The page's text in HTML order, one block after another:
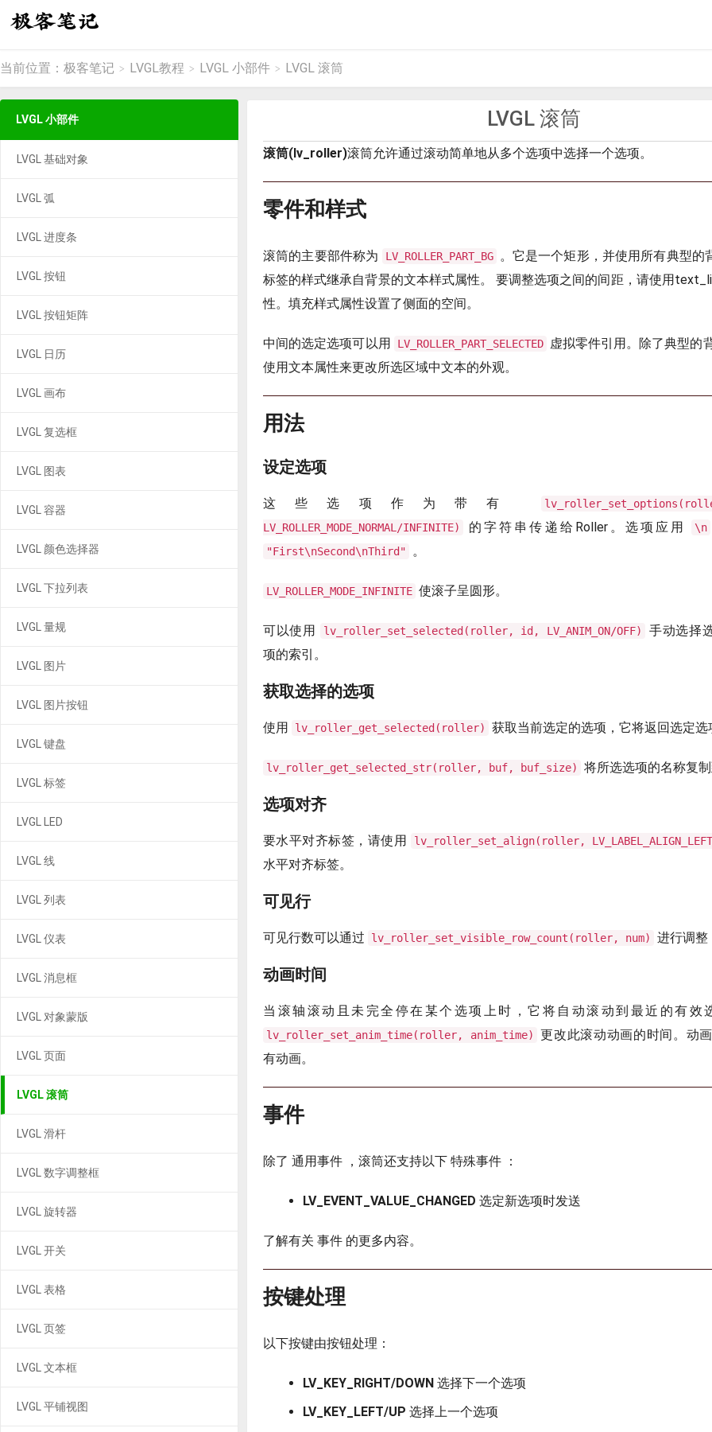
当前位置： 极客笔记 > LVGL教程 > LVGL 小部件 > LVGL 滚筒
LVGL 滚筒
滚筒(lv_roller)滚筒允许通过滚动简单地从多个选项中选择一个选项。
零件和样式
滚筒的主要部件称为 LV_ROLLER_PART_BG 。它是一个矩形，并使用所有典型的
标签的样式继承自背景的文本样式属性。 要调整选项之间的间距，请使用
性。填充样式属性设置了侧面的空间。
中间的选定选项可以用 LV_ROLLER_PART_SELECTED 虚拟零件引用。除了典型的
使用文本属性来更改所选区域中文本的外观。
用法
设定选项
这些选项作为带有
LV_ROLLER_MODE_NORMAL/INFINITE)
的字符串传递给Roller。选项应用 \n
"First\nSecond\nThird" 。
LV_ROLLER_MODE_INFINITE 使滚子呈圆形。
可以使用 lv_roller_set_selected(roller, id, LV_ANIM_ON/OFF)
手动选择
项的索引。
获取选择的选项
使用 lv_roller_get_selected(roller) 获取当前选定的选项，它将返回选定选
lv_roller_get_selected_str(roller, buf, buf_size) 将所选选项的名称复
选项对齐
要水平对齐标签，请使用 lv_roller_set_align(roller, LV_LABEL_ALIGN_LEFT/
水平对齐标签。
可见行
可见行数可以通过 lv_roller_set_visible_row_count(roller, num) 进行调整
动画时间
当滚轴滚动且未完全停在某个选项上时，它将自动滚动到最近的有效
lv_roller_set_anim_time(roller, anim_time)
更改此滚动动画的时间。动
有动画。
事件
除了 通用事件 ，滚筒还支持以下 特殊事件 ：
LV_EVENT_VALUE_CHANGED 选定新选项时发送
了解有关 事件 的更多内容。
按键处理
以下按键由按钮处理：
LV_KEY_RIGHT/DOWN 选择下一个选项
LV_KEY_LEFT/UP 选择上一个选项
LVGL 小部件
LVGL 基础对象
LVGL 弧
LVGL 进度条
LVGL 按钮
LVGL 按钮矩阵
LVGL 日历
LVGL 画布
LVGL 复选框
LVGL 图表
LVGL 容器
LVGL 颜色选择器
LVGL 下拉列表
LVGL 量规
LVGL 图片
LVGL 图片按钮
LVGL 键盘
LVGL 标签
LVGL LED
LVGL 线
LVGL 列表
LVGL 仪表
LVGL 消息框
LVGL 对象蒙版
LVGL 页面
LVGL 滚筒
LVGL 滑杆
LVGL 数字调整框
LVGL 旋转器
LVGL 开关
LVGL 表格
LVGL 页签
LVGL 文本框
LVGL 平铺视图